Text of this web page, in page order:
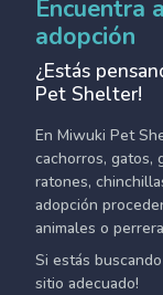
Encuentra
adopción
¿Estás
Pet Shelter!
En Miwuki Pet
cachorros, gatos,
ratones,
adopción
animales o
Si estás
sitio adecuado!